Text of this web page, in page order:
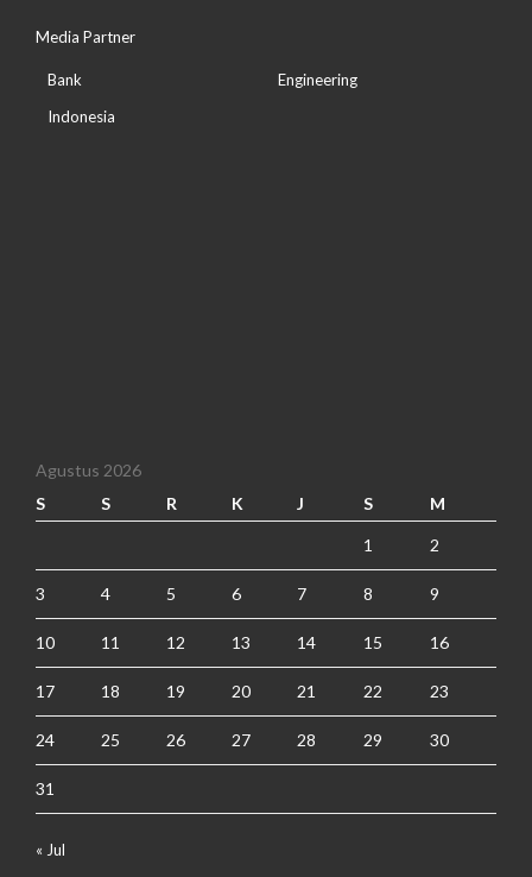
Media Partner
Bank
Indonesia
Engineering
Agustus 2026
S
S R K J S M
1 2
3 4 5 6 7 8 9
10 11 12 13 14 15 16
17 18 19 20 21 22 23
24 25 26 27 28 29 30
31
« Jul